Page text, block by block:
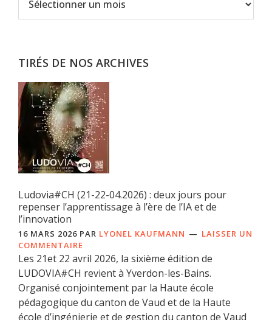
TIRÉS DE NOS ARCHIVES
Ludovia#CH (21-22-04.2026) : deux jours pour
repenser l’apprentissage à l’ère de l’IA et de
l’innovation
16 MARS 2026 PAR LYONEL KAUFMANN
LAISSER UN
COMMENTAIRE
Les 21et 22 avril 2026, la sixième édition de
LUDOVIA#CH revient à Yverdon-les-Bains.
Organisé conjointement par la Haute école
pédagogique du canton de Vaud et de la Haute
école d’ingénierie et de gestion du canton de Vaud